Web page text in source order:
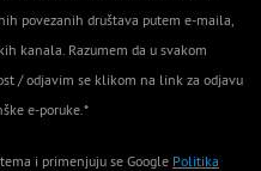
povezanih društava putem e-maila,
kanala. Razumem da u svakom
/ odjavim se klikom na link za odjavu
e-poruke.*
i primenjuju se Google Politika